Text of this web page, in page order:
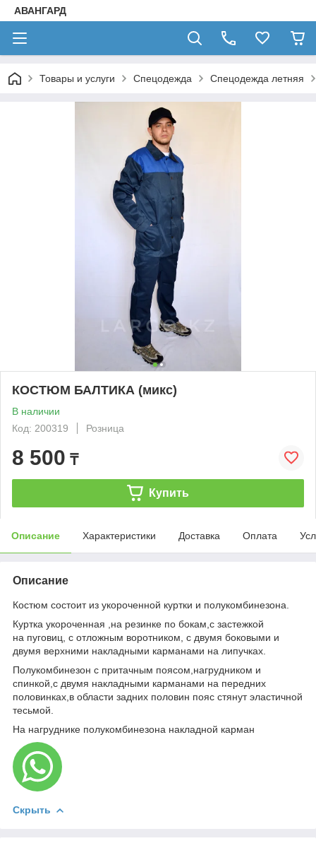
АВАНГАРД
Товары и услуги Спецодежда Спецодежда летняя
КОСТЮМ БАЛТИКА (микс)
В наличии
Код: 200319
Розница
8 500 ₸
Купить
Описание Характеристики Доставка Оплата
Описание
Костюм состоит из укороченной куртки и полукомбинезона.
Куртка укороченная ,на резинке по бокам,с застежкой
на пуговиц, с отложным воротником, с двумя боковыми и
двумя верхними накладными карманами на липучках.
Полукомбинезон с притачным поясом,нагрудником и
спинкой,с двумя накладными карманами на передних
половинках,в области задних половин пояс стянут эластичной
тесьмой.
На нагруднике полукомбинезона накладной карман
Скрыть